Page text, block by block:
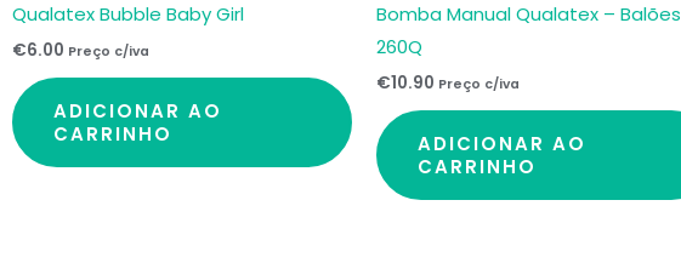
Qualatex Bubble Baby Girl
€6.00 Preço c/iva
ADICIONAR AO
CARRINHO
Bomba Manual Qualatex – Balões
260Q
€10.90 Preço c/iva
ADICIONAR AO
CARRINHO